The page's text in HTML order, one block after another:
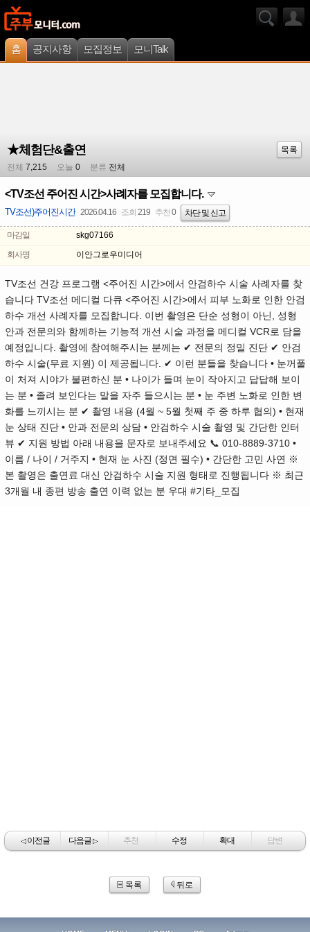
홈 공지사항 모집정보 모니Talk
★체험단&출연
목록
전체 7,215 오늘 0 분류 전체
<TV조선 주어진 시간>사례자를 모집합니다.
TV조선)주어진시간 2026.04.16 조회 219 추천 0 차단 및 신고
마감일
skg07166
회사명
이안그로우미디어
TV조선 건강 프로그램 <주어진 시간>에서 안검하수 시술 사례자를 찾
습니다 TV조선 메디컬 다큐 <주어진 시간>에서 피부 노화로 인한 안검
하수 개선 사례자를 모집합니다. 이번 촬영은 단순 성형이 아닌, 성형
안과 전문의와 함께하는 기능적 개선 시술 과정을 메디컬 VCR로 담을
예정입니다. 촬영에 참여해주시는 분께는 ✔ 전문의 정밀 진단 ✔ 안검
하수 시술(무료 지원) 이 제공됩니다. ✔ 이런 분들을 찾습니다 • 눈꺼풀
이 처져 시야가 불편하신 분 • 나이가 들며 눈이 작아지고 답답해 보이
는 분 • 졸려 보인다는 말을 자주 들으시는 분 • 눈 주변 노화로 인한 변
화를 느끼시는 분 ✔ 촬영 내용 (4월 ~ 5월 첫째 주 중 하루 협의) • 현재
눈 상태 진단 • 안과 전문의 상담 • 안검하수 시술 촬영 및 간단한 인터
뷰 ✔ 지원 방법 아래 내용을 문자로 보내주세요 📞 010-8889-3710 •
이름 / 나이 / 거주지 • 현재 눈 사진 (정면 필수) • 간단한 고민 사연 ※
본 촬영은 출연료 대신 안검하수 시술 지원 형태로 진행됩니다 ※ 최근
3개월 내 종편 방송 출연 이력 없는 분 우대 #기타_모집
◁이전글 다음글▷ 추천 수정 확대 답변
목록 뒤로